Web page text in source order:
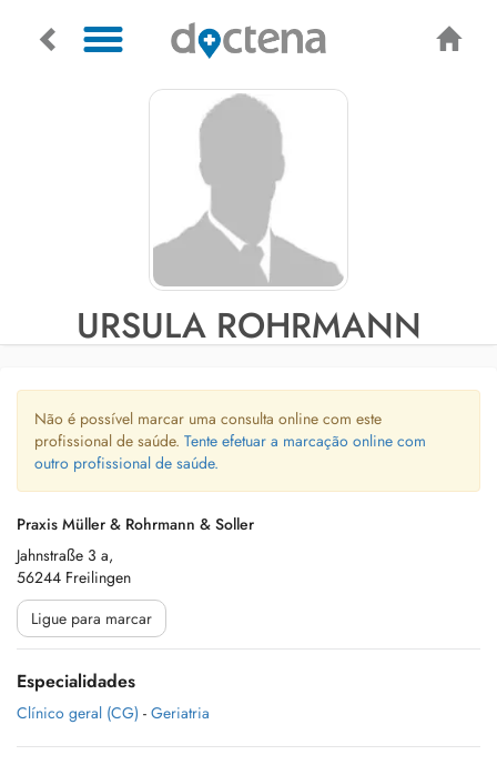
URSULA ROHRMANN
Não é possível marcar uma consulta online com este
profissional de saúde. Tente efetuar a marcação online com
outro profissional de saúde.
Praxis Müller & Rohrmann & Soller
Jahnstraße 3 a,
56244 Freilingen
Ligue para marcar
Especialidades
Clínico geral (CG) - Geriatria